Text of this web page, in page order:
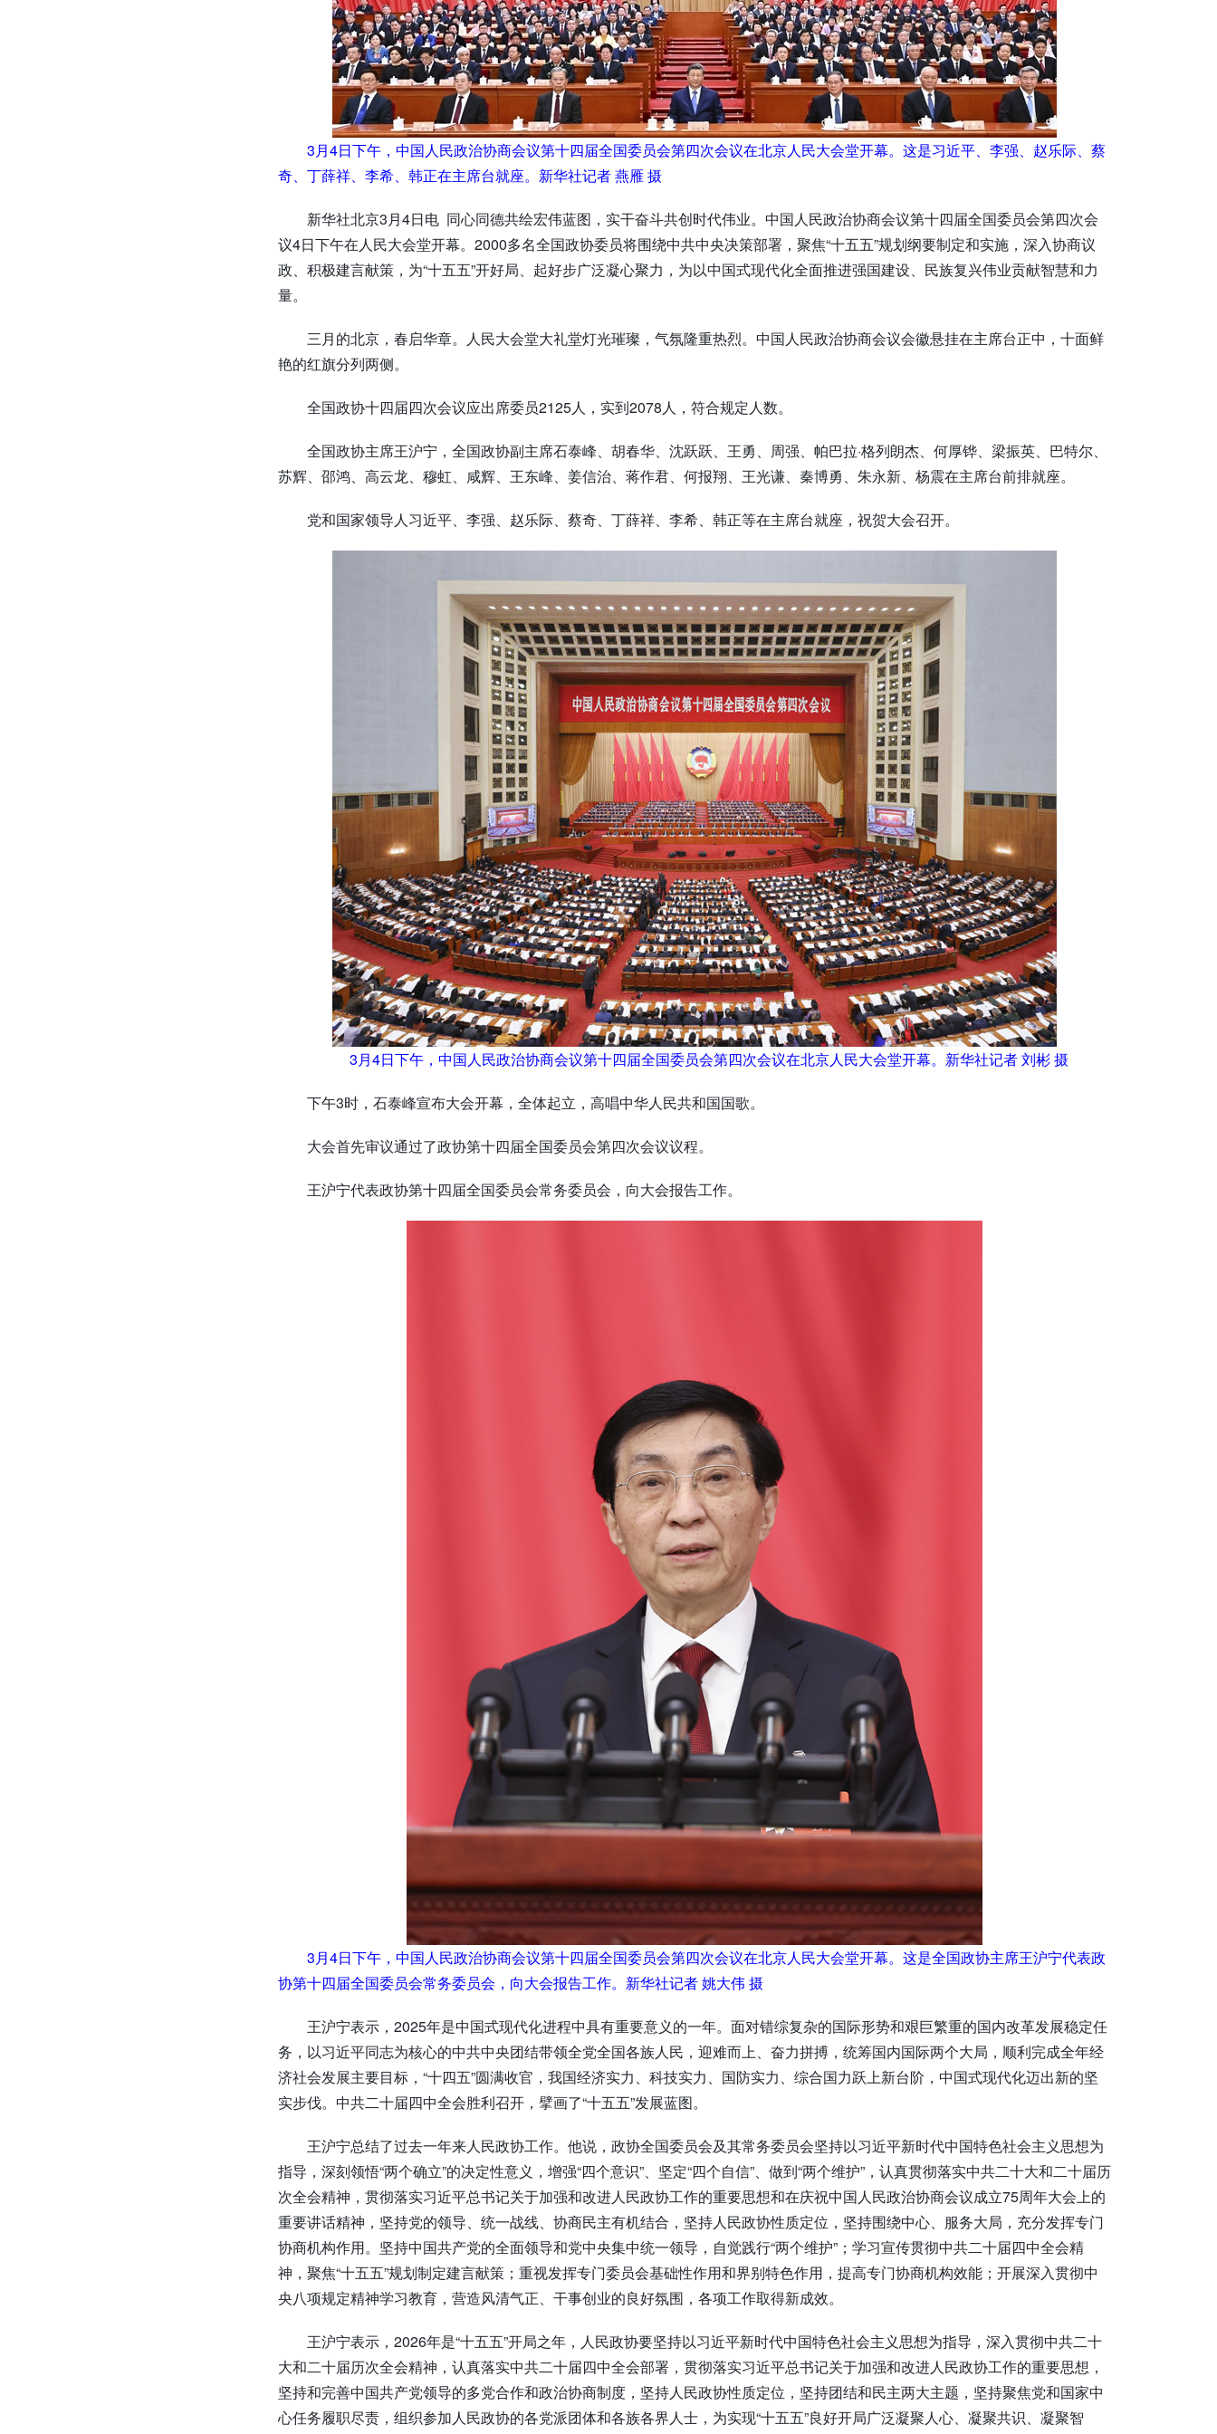
3月4日下午，中国人民政治协商会议第十四届全国委员会第四次会议在北京人民大会堂开幕。这是习近平、李强、赵乐际、蔡
奇、丁薛祥、李希、韩正在主席台就座。新华社记者 燕雁 摄
新华社北京3月4日电 同心同德共绘宏伟蓝图，实干奋斗共创时代伟业。中国人民政治协商会议第十四届全国委员会第四次会
议4日下午在人民大会堂开幕。2000多名全国政协委员将围绕中共中央决策部署，聚焦“十五五”规划纲要制定和实施，深入协商议
政、积极建言献策，为“十五五”开好局、起好步广泛凝心聚力，为以中国式现代化全面推进强国建设、民族复兴伟业贡献智慧和力
量。
三月的北京，春启华章。人民大会堂大礼堂灯光璀璨，气氛隆重热烈。中国人民政治协商会议会徽悬挂在主席台正中，十面鲜
艳的红旗分列两侧。
全国政协十四届四次会议应出席委员2125人，实到2078人，符合规定人数。
全国政协主席王沪宁，全国政协副主席石泰峰、胡春华、沈跃跃、王勇、周强、帕巴拉·格列朗杰、何厚铧、梁振英、巴特尔、
苏辉、邵鸿、高云龙、穆虹、咸辉、王东峰、姜信治、蒋作君、何报翔、王光谦、秦博勇、朱永新、杨震在主席台前排就座。
党和国家领导人习近平、李强、赵乐际、蔡奇、丁薛祥、李希、韩正等在主席台就座，祝贺大会召开。
3月4日下午，中国人民政治协商会议第十四届全国委员会第四次会议在北京人民大会堂开幕。新华社记者 刘彬 摄
下午3时，石泰峰宣布大会开幕，全体起立，高唱中华人民共和国国歌。
大会首先审议通过了政协第十四届全国委员会第四次会议议程。
王沪宁代表政协第十四届全国委员会常务委员会，向大会报告工作。
3月4日下午，中国人民政治协商会议第十四届全国委员会第四次会议在北京人民大会堂开幕。这是全国政协主席王沪宁代表政
协第十四届全国委员会常务委员会，向大会报告工作。新华社记者 姚大伟 摄
王沪宁表示，2025年是中国式现代化进程中具有重要意义的一年。面对错综复杂的国际形势和艰巨繁重的国内改革发展稳定任
务，以习近平同志为核心的中共中央团结带领全党全国各族人民，迎难而上、奋力拼搏，统筹国内国际两个大局，顺利完成全年经
济社会发展主要目标，“十四五”圆满收官，我国经济实力、科技实力、国防实力、综合国力跃上新台阶，中国式现代化迈出新的坚
实步伐。中共二十届四中全会胜利召开，擘画了“十五五”发展蓝图。
王沪宁总结了过去一年来人民政协工作。他说，政协全国委员会及其常务委员会坚持以习近平新时代中国特色社会主义思想为
指导，深刻领悟“两个确立”的决定性意义，增强“四个意识”、坚定“四个自信”、做到“两个维护”，认真贯彻落实中共二十大和二十届历
次全会精神，贯彻落实习近平总书记关于加强和改进人民政协工作的重要思想和在庆祝中国人民政治协商会议成立75周年大会上的
重要讲话精神，坚持党的领导、统一战线、协商民主有机结合，坚持人民政协性质定位，坚持围绕中心、服务大局，充分发挥专门
协商机构作用。坚持中国共产党的全面领导和党中央集中统一领导，自觉践行“两个维护”；学习宣传贯彻中共二十届四中全会精
神，聚焦“十五五”规划制定建言献策；重视发挥专门委员会基础性作用和界别特色作用，提高专门协商机构效能；开展深入贯彻中
央八项规定精神学习教育，营造风清气正、干事创业的良好氛围，各项工作取得新成效。
王沪宁表示，2026年是“十五五”开局之年，人民政协要坚持以习近平新时代中国特色社会主义思想为指导，深入贯彻中共二十
大和二十届历次全会精神，认真落实中共二十届四中全会部署，贯彻落实习近平总书记关于加强和改进人民政协工作的重要思想，
坚持和完善中国共产党领导的多党合作和政治协商制度，坚持人民政协性质定位，坚持团结和民主两大主题，坚持聚焦党和国家中
心任务履职尽责，组织参加人民政协的各党派团体和各族各界人士，为实现“十五五”良好开局广泛凝聚人心、凝聚共识、凝聚智